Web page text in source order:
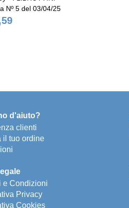
Nº 5 del 03/04/25
d'aiuto?
clienti
il tuo ordine
e Condizioni
Privacy
Cookies